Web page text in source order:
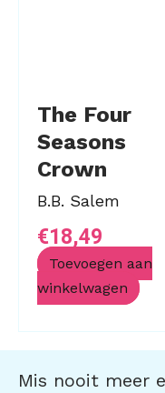
The Four
Seasons
Crown
B.B. Salem
€18,49
Toevoegen aan
winkelwagen
Mis nooit meer